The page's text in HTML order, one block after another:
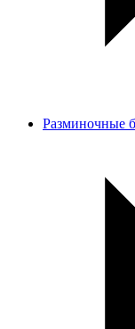
Разминочные